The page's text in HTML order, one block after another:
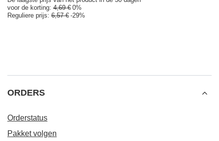
voor de korting: 4,69 € 0%
Reguliere prijs: 6,57 € -29%
ORDERS
Orderstatus
Pakket volgen